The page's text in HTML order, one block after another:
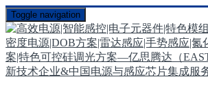
Toggle navigation